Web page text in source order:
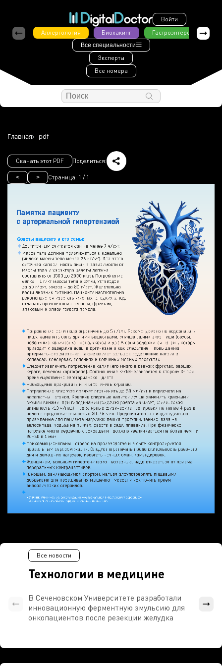
Войти
Аллергология
Биохакинг Гастроэнтерология
Все специальности
Эксперты
Все номера
Главная pdf
< > Страница: 1 / 1
Скачать этот PDF Поделиться:
Технологии в медицине
Все новости
В Сеченовском Университете разработали
инновационную ферментную эмульсию для
онкопациентов после резекции желудка